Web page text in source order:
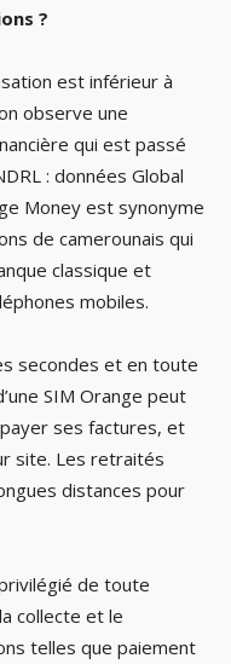
?
est inférieur à
observe une
qui est passé
: données Global
Money est synonyme
de camerounais qui
classique et
mobiles.
secondes et en toute
SIM Orange peut
ses factures, et
site. Les retraités
distances pour
de toute
collecte et le
telles que paiement